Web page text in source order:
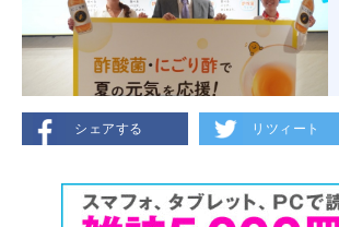
シェアする リツィート